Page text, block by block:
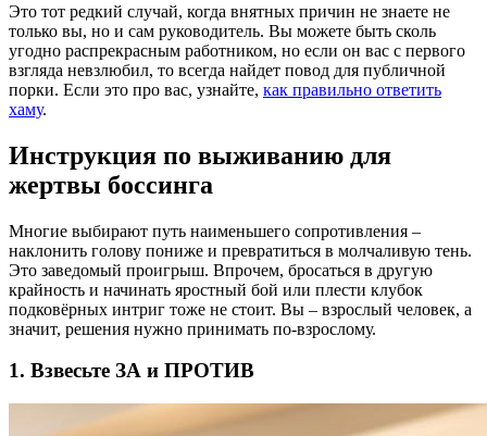
Это тот редкий случай, когда внятных причин не знаете не
только вы, но и сам руководитель. Вы можете быть сколь
угодно распрекрасным работником, но если он вас с первого
взгляда невзлюбил, то всегда найдет повод для публичной
порки. Если это про вас, узнайте, как правильно ответить
хаму.
Инструкция по выживанию для
жертвы боссинга
Многие выбирают путь наименьшего сопротивления –
наклонить голову пониже и превратиться в молчаливую тень.
Это заведомый проигрыш. Впрочем, бросаться в другую
крайность и начинать яростный бой или плести клубок
подковёрных интриг тоже не стоит. Вы – взрослый человек, а
значит, решения нужно принимать по-взрослому.
1. Взвесьте ЗА и ПРОТИВ